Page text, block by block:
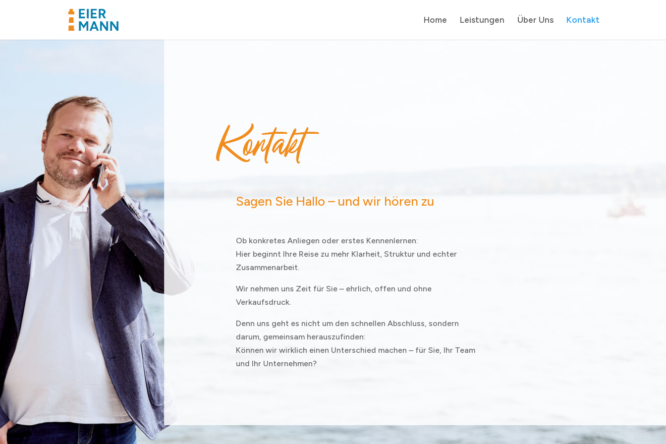
Home Leistungen Über Uns Kontakt
Kontakt
Sagen Sie Hallo – und wir hören zu
Ob konkretes Anliegen oder erstes Kennenlernen:
Hier beginnt Ihre Reise zu mehr Klarheit, Struktur und echter
Zusammenarbeit.
Wir nehmen uns Zeit für Sie – ehrlich, offen und ohne
Verkaufsdruck.
Denn uns geht es nicht um den schnellen Abschluss, sondern
darum, gemeinsam herauszufinden:
Können wir wirklich einen Unterschied machen – für Sie, Ihr Team
und Ihr Unternehmen?